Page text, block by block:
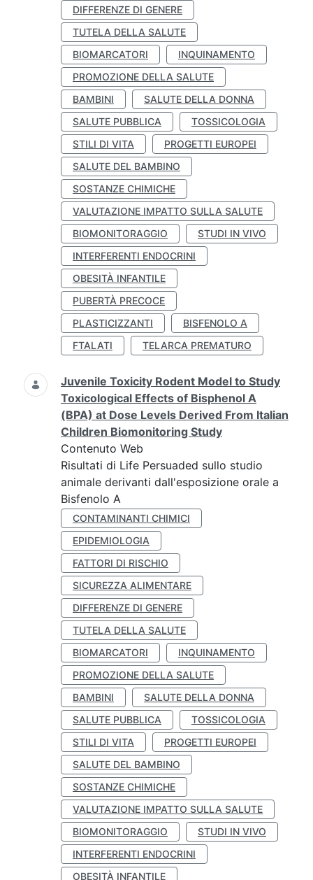
DIFFERENZE DI GENERE
TUTELA DELLA SALUTE
BIOMARCATORI
INQUINAMENTO
PROMOZIONE DELLA SALUTE
BAMBINI
SALUTE DELLA DONNA
SALUTE PUBBLICA
TOSSICOLOGIA
STILI DI VITA
PROGETTI EUROPEI
SALUTE DEL BAMBINO
SOSTANZE CHIMICHE
VALUTAZIONE IMPATTO SULLA SALUTE
BIOMONITORAGGIO
STUDI IN VIVO
INTERFERENTI ENDOCRINI
OBESITÀ INFANTILE
PUBERTÀ PRECOCE
PLASTICIZZANTI
BISFENOLO A
FTALATI
TELARCA PREMATURO
Juvenile Toxicity Rodent Model to Study
Toxicological Effects of Bisphenol A
(BPA) at Dose Levels Derived From Italian
Children Biomonitoring Study
Contenuto Web
Risultati di Life Persuaded sullo studio
animale derivanti dall'esposizione orale a
Bisfenolo A
CONTAMINANTI CHIMICI
EPIDEMIOLOGIA
FATTORI DI RISCHIO
SICUREZZA ALIMENTARE
DIFFERENZE DI GENERE
TUTELA DELLA SALUTE
BIOMARCATORI
INQUINAMENTO
PROMOZIONE DELLA SALUTE
BAMBINI
SALUTE DELLA DONNA
SALUTE PUBBLICA
TOSSICOLOGIA
STILI DI VITA
PROGETTI EUROPEI
SALUTE DEL BAMBINO
SOSTANZE CHIMICHE
VALUTAZIONE IMPATTO SULLA SALUTE
BIOMONITORAGGIO
STUDI IN VIVO
INTERFERENTI ENDOCRINI
OBESITÀ INFANTILE